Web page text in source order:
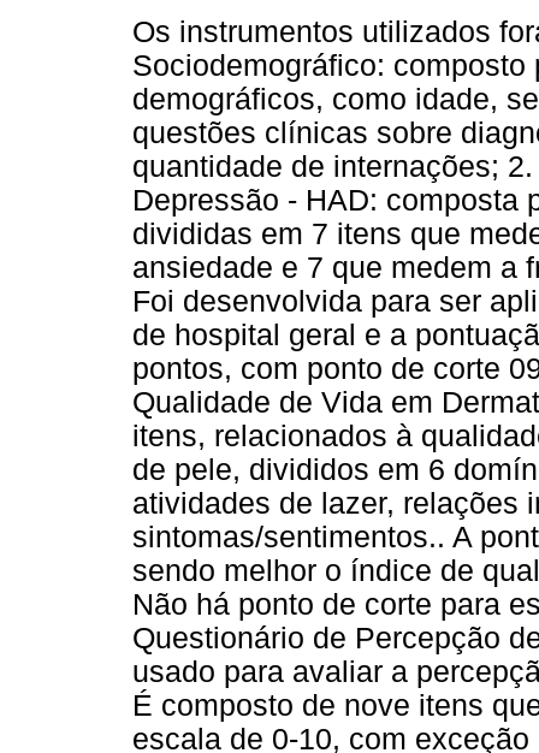
Os instrumentos utilizados
Sociodemográfico:
demográficos, como idade,
questões clínicas sobre
quantidade de internações;
Depressão - HAD: composta
divididas em 7 itens que
ansiedade e 7 que medem a
Foi desenvolvida para ser
de hospital geral e a
pontos, com ponto de corte
Qualidade de Vida em
itens, relacionados à
de pele, divididos em 6
atividades de lazer, relações
sintomas/sentimentos.. A
sendo melhor o índice de
Não há ponto de corte para
Questionário de Percepção
usado para avaliar a
É composto de nove itens
escala de 0-10, com